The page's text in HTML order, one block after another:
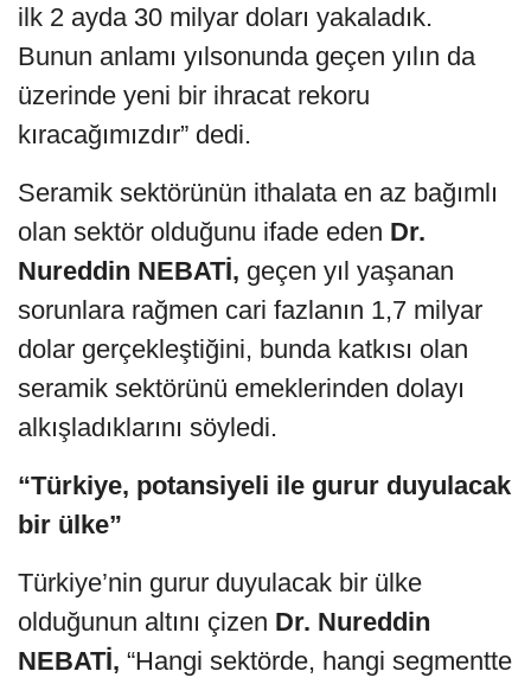
ilk 2 ayda 30 milyar doları yakaladık.
Bunun anlamı yılsonunda geçen yılın da
üzerinde yeni bir ihracat rekoru
kıracağımızdır” dedi.
Seramik sektörünün ithalata en az bağımlı
olan sektör olduğunu ifade eden Dr.
Nureddin NEBATİ, geçen yıl yaşanan
sorunlara rağmen cari fazlanın 1,7 milyar
dolar gerçekleştiğini, bunda katkısı olan
seramik sektörünü emeklerinden dolayı
alkışladıklarını söyledi.
“Türkiye, potansiyeli ile gurur duyulacak
bir ülke”
Türkiye’nin gurur duyulacak bir ülke
olduğunun altını çizen Dr. Nureddin
NEBATİ, “Hangi sektörde, hangi segmentte